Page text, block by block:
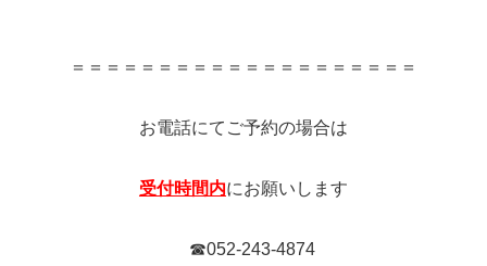
＝＝＝＝＝＝＝＝＝＝＝＝＝＝＝＝＝＝＝＝
お電話にてご予約の場合は
受付時間内にお願いします
☎052-243-4874